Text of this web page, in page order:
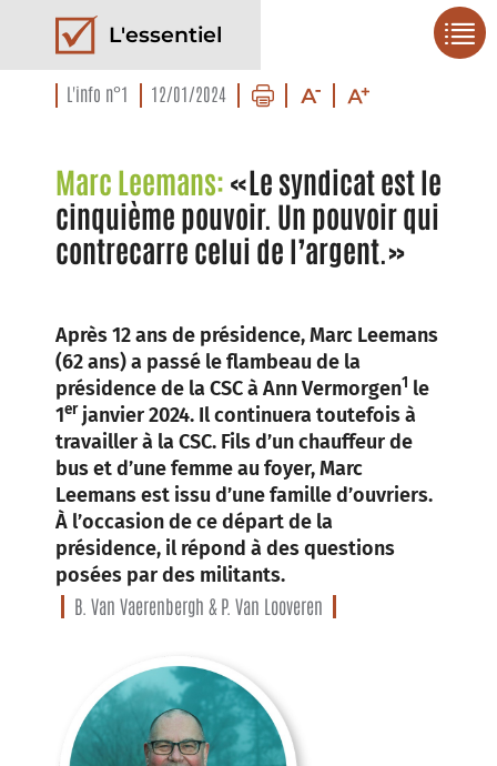
L'essentiel
L'info n°1 12/01/2024
Marc Leemans: «Le syndicat est le
cinquième pouvoir. Un pouvoir qui
contrecarre celui de l’argent.»
Après 12 ans de présidence, Marc Leemans
(62 ans) a passé le flambeau de la
présidence de la CSC à Ann Vermorgen1 le
1er janvier 2024. Il continuera toutefois à
travailler à la CSC. Fils d’un chauffeur de
bus et d’une femme au foyer, Marc
Leemans est issu d’une famille d’ouvriers.
À l’occasion de ce départ de la
présidence, il répond à des questions
posées par des militants.
B. Van Vaerenbergh & P. Van Looveren